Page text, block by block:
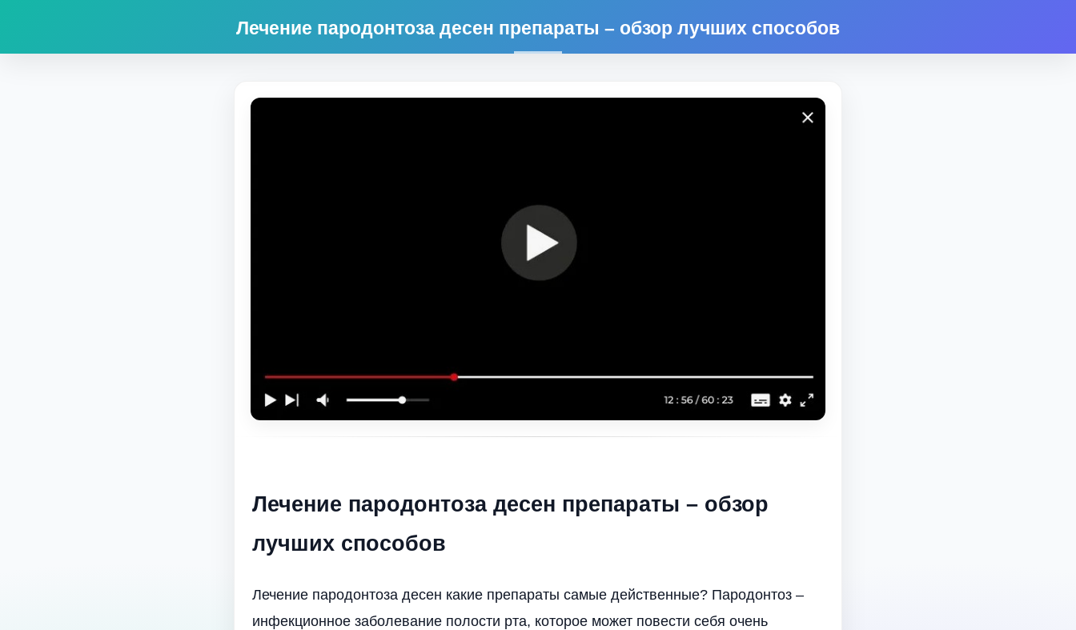
Лечение пародонтоза десен препараты – обзор лучших способов
Лечение пародонтоза десен препараты – обзор
лучших способов
Лечение пародонтоза десен какие препараты самые действенные? Пародонтоз –
инфекционное заболевание полости рта, которое может повести себя очень